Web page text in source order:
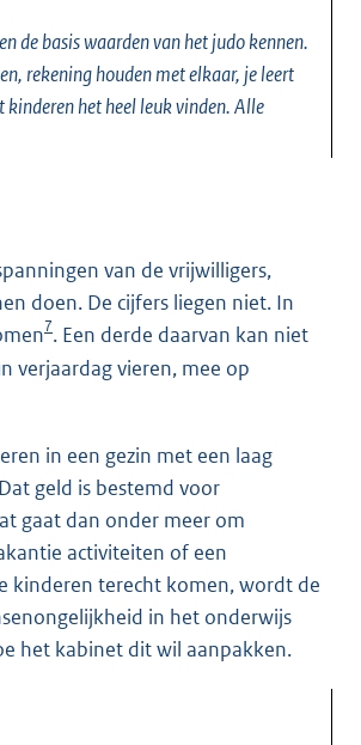
de basis waarden van het judo kennen.
rekening houden met elkaar, je leert
het heel leuk vinden. Alle
van de vrijwilligers,
doen. De cijfers liegen niet. In
7. Een derde daarvan kan niet
verjaardag vieren, mee op
in een gezin met een laag
geld is bestemd voor
gaat dan onder meer om
activiteiten of een
kinderen terecht komen, wordt de
in het onderwijs
het kabinet dit wil aanpakken.